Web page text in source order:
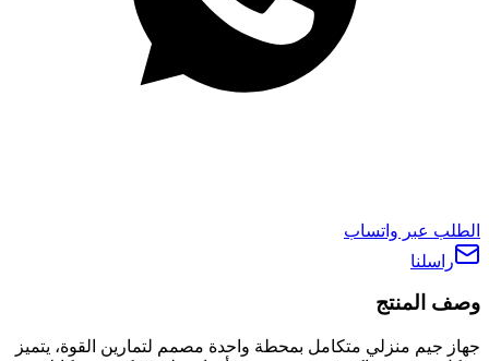
الطلب عبر واتساب
راسلنا
وصف المنتج
جهاز جيم منزلي متكامل بمحطة واحدة مصمم لتمارين القوة، يتميز